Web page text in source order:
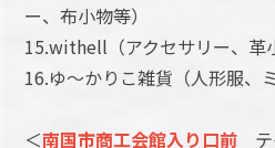
ー、布小物等）
15.withell（アクセサリー、革
16.ゆ〜かりこ雑貨（人形服、
＜南国市商工会館入り口前